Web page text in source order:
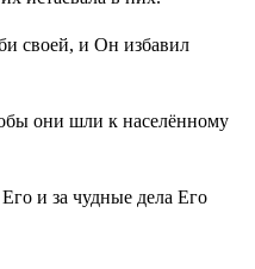
своей, и Он избавил
они шли к населённому
и за чудные дела Его